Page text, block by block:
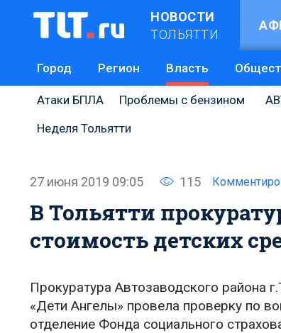
НОВОСТИ
ТОЛЬЯТТИ
Город Регион Власть
Атаки БПЛА Проблемы с бензином
Неделя Тольятти
27 июня 2019 09:05 115
В Тольятти
стоимость детских
Прокуратура Автозаводского района
«Дети Ангелы» провела проверку по
отделение Фонда социального